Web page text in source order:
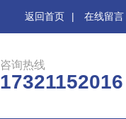
返回首页 | 在线留言
咨询热线
17321152016